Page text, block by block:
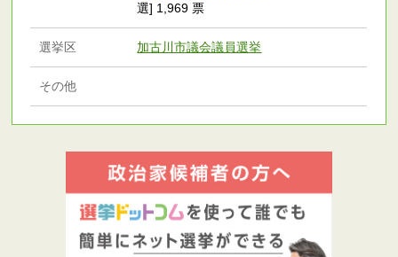
選] 1,969 票
選挙区 加古川市議会議員選挙
その他